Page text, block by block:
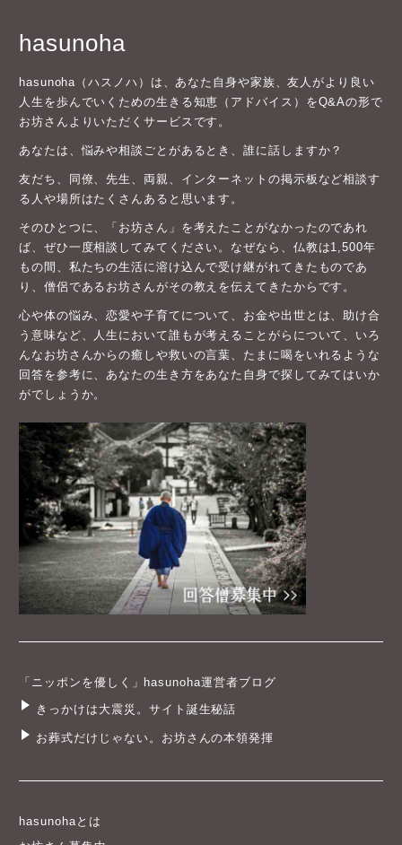
hasunoha
hasunoha（ハスノハ）は、あなた自身や家族、友人がより良い
人生を歩んでいくための生きる知恵（アドバイス）をQ&Aの形で
お坊さんよりいただくサービスです。
あなたは、悩みや相談ごとがあるとき、誰に話しますか？
友だち、同僚、先生、両親、インターネットの掲示板など相談す
る人や場所はたくさんあると思います。
そのひとつに、「お坊さん」を考えたことがなかったのであれ
ば、ぜひ一度相談してみてください。なぜなら、仏教は1,500年
もの間、私たちの生活に溶け込んで受け継がれてきたものであ
り、僧侶であるお坊さんがその教えを伝えてきたからです。
心や体の悩み、恋愛や子育てについて、お金や出世とは、助け合
う意味など、人生において誰もが考えることがらについて、いろ
んなお坊さんからの癒しや救いの言葉、たまに喝をいれるような
回答を参考に、あなたの生き方をあなた自身で探してみてはいか
がでしょうか。
「ニッポンを優しく」hasunoha運営者ブログ
きっかけは大震災。サイト誕生秘話
お葬式だけじゃない。お坊さんの本領発揮
hasunohaとは